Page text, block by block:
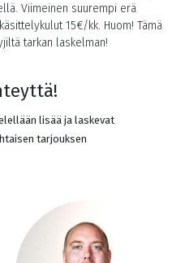
Viimeinen suurempi erä
15€/kk. Huom! Tämä
tarkan laskelman!
lisää ja laskevat
tarjouksen